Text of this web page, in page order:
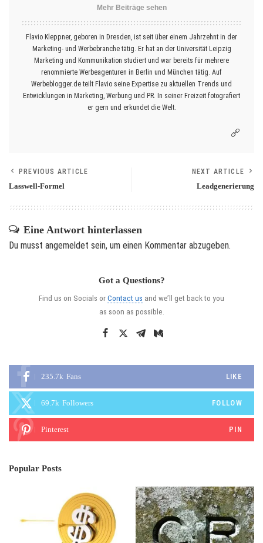
Mehr Beiträge sehen
Flavio Kleppner, geboren in Dresden, ist seit über einem Jahrzehnt in der
Marketing- und Werbebranche tätig. Er hat an der Universität Leipzig
Marketing und Kommunikation studiert und war bereits für mehrere
renommierte Werbeagenturen in Berlin und München tätig. Auf
Werbeblogger.de teilt Flavio seine Expertise zu aktuellen Trends und
Entwicklungen in Marketing, Werbung und PR. In seiner Freizeit fotografiert
er gern und erkundet die Welt.
PREVIOUS ARTICLE
Lasswell-Formel
NEXT ARTICLE
Leadgenerierung
Eine Antwort hinterlassen
Du musst angemeldet sein, um einen Kommentar abzugeben.
Got a Questions?
Find us on Socials orContact us and we’ll get back to you
as soon as possible.
235.7k Fans LIKE
69.7k Followers FOLLOW
Pinterest PIN
Popular Posts